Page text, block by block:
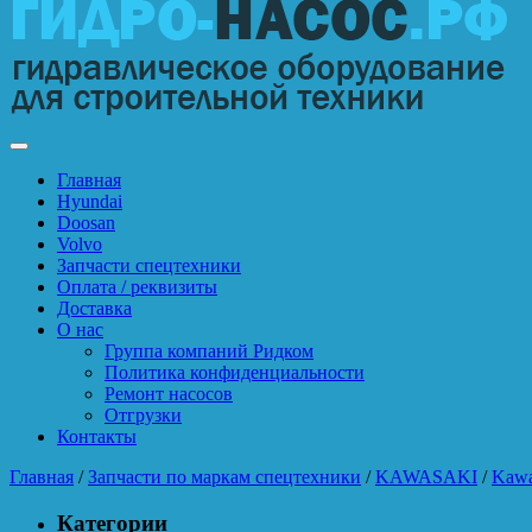
Главная
Hyundai
Doosan
Volvo
Запчасти спецтехники
Оплата / реквизиты
Доставка
О нас
Группа компаний Ридком
Политика конфиденциальности
Ремонт насосов
Отгрузки
Контакты
Главная /Запчасти по маркам спецтехники /KAWASAKI /
Категории